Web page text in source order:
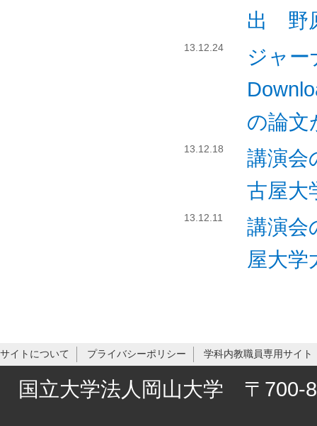
出 野
13.12.24
ジャー
の論文
13.12.18
講演会
古屋大
13.12.11
講演会
屋大学
サイトについて プライバシーポリシー 学科内教職員専用サイト
国立大学法人岡山大学 〒700-